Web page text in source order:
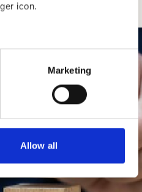
icon.
meters
who may combine it with
Marketing
Allow all